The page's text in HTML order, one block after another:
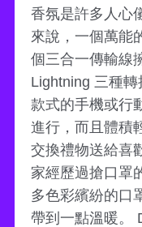
香氛是許多人心
來說，一個萬能
個三合一傳輸線
Lightning 三種
款式的手機或行
進行，而且體積
交換禮物送給喜
家經歷過搶口罩
多色彩繽紛的口
帶到一點溫暖。